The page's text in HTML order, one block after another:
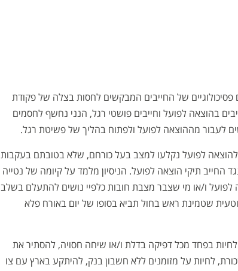
של החייבים המבקשים לחסות בצלה של פקודת
בהוצאה לפועל וחייבים פושטי רגל, הנני נחשף לחסמים
לעבור מההוצאה לפועל ולפתוח בהליך של פשיטת רגל.
לפועל נקלעו למצב בעל כורחם, שלא בטובתם בעקבות
החייב תיקי הוצאה לפועל. הניסיון מלמד על קיומה של נטייה
לפועל ו/או מי שצבר מצבת חובות כלפיי נושים להתעלם בשלב
שטמינת ראש בחול תביא בסופו של יום באורח פלא
בפחד מכל דפיקה בדלת ו/או שיחה חסויה, להסתיר את
לחיות על מזומנים ללא חשבון בנק, להיתקע בארץ עם צו